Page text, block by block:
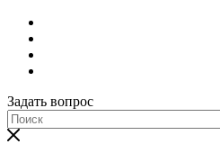
Задать вопрос